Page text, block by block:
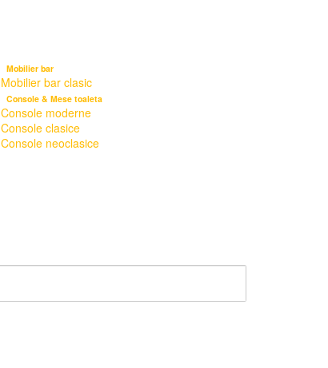
Mobilier bar
Mobilier bar clasic
Console & Mese toaleta
Console moderne
Console clasice
Console neoclasice